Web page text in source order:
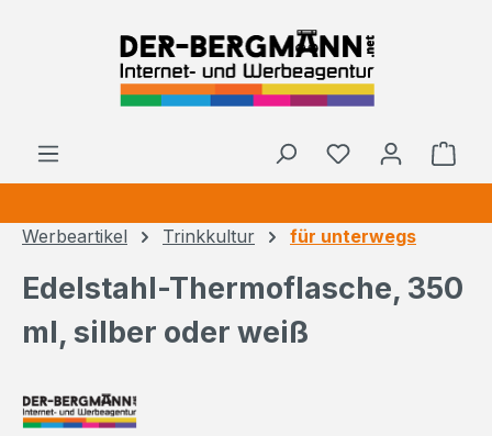
Werbeartikel Trinkkultur für unterwegs
Edelstahl-Thermoflasche, 350
ml, silber oder weiß